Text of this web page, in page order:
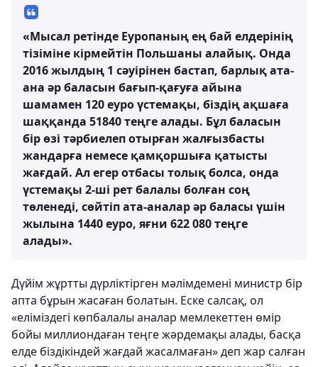
«Мысал ретінде Еуропаның ең бай елдерінің
тізіміне кірмейтін Польшаны алайық. Онда
2016 жылдың 1 сәуірінен бастап, барлық ата-
ана әр баласын бағып-қағуға айына
шамамен 120 еуро үстемақы, біздің ақшаға
шаққанда 51840 теңге алады. Бұл баласын
бір өзі тәрбиелеп отырған жалғызбасты
жандарға немесе қамқоршыға қатысты
жағдай. Ал егер отбасы толық болса, онда
үстемақы 2-ші рет балалы болған соң
төленеді, сөйтіп ата-аналар әр баласы үшін
жылына 1440 еуро, яғни 622 080 теңге
алады».
Дүйім жұртты дүрліктірген мәлімдемені министр бір
апта бұрын жасаған болатын. Еске салсақ, ол
«еліміздегі көпбалалы аналар мемлекеттен өмір
бойы миллиондаған теңге жәрдемақы алады, басқа
елде біздікіндей жағдай жасалмаған» деп жар салған